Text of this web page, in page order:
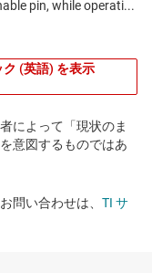
(英語) を表示
によって「現状のま
意図するものではあ
問い合わせは、 TI サ